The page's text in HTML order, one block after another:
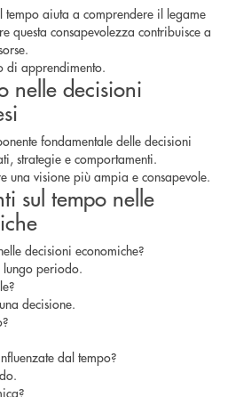
tempo aiuta a comprendere il legame
questa consapevolezza contribuisce a
di apprendimento.
nelle decisioni
fondamentale delle decisioni
strategie e comportamenti.
una visione più ampia e consapevole.
sul tempo nelle
decisioni economiche?
lungo periodo.
decisione.
dal tempo?